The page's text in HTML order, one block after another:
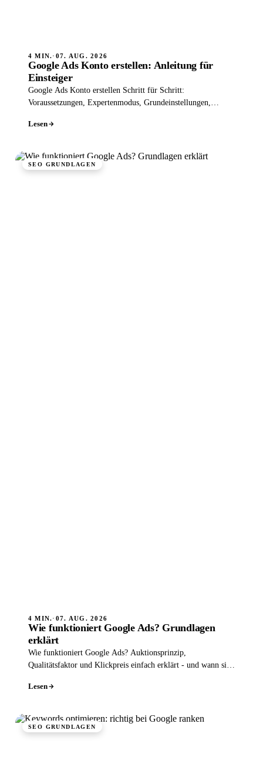
4 MIN.· 07. AUG. 2026
Google Ads Konto erstellen: Anleitung für
Einsteiger
Google Ads Konto erstellen Schritt für Schritt:
Voraussetzungen, Expertenmodus, Grundeinstellungen,
Lesen
SEO GRUNDLAGEN
4 MIN.· 07. AUG. 2026
Wie funktioniert Google Ads? Grundlagen
erklärt
Wie funktioniert Google Ads? Auktionsprinzip,
Qualitätsfaktor und Klickpreis einfach erklärt - und wann sich
Lesen
SEO GRUNDLAGEN